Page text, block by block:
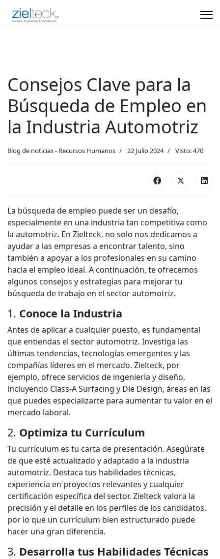
Consejos Clave para la
Búsqueda de Empleo en
la Industria Automotriz
Blog de noticias - Recursos Humanos 22 Julio 2024 Visto: 470
La búsqueda de empleo puede ser un desafío,
especialmente en una industria tan competitiva como
la automotriz. En Zielteck, no solo nos dedicamos a
ayudar a las empresas a encontrar talento, sino
también a apoyar a los profesionales en su camino
hacia el empleo ideal. A continuación, te ofrecemos
algunos consejos y estrategias para mejorar tu
búsqueda de trabajo en el sector automotriz.
1. Conoce la Industria
Antes de aplicar a cualquier puesto, es fundamental
que entiendas el sector automotriz. Investiga las
últimas tendencias, tecnologías emergentes y las
compañías líderes en el mercado. Zielteck, por
ejemplo, ofrece servicios de ingeniería y diseño,
incluyendo Class-A Surfacing y Die Design, áreas en las
que puedes especializarte para aumentar tu valor en el
mercado laboral.
2. Optimiza tu Currículum
Tu currículum es tu carta de presentación. Asegúrate
de que esté actualizado y adaptado a la industria
automotriz. Destaca tus habilidades técnicas,
experiencia en proyectos relevantes y cualquier
certificación específica del sector. Zielteck valora la
precisión y el detalle en los perfiles de los candidatos,
por lo que un currículum bien estructurado puede
hacer una gran diferencia.
3. Desarrolla tus Habilidades Técnicas